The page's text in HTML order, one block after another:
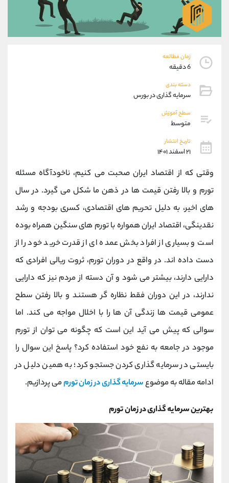
زمان مطالعه
6 دقیقه
دسته بندی
سرمایه گذاری در بورس
سطح آموزش
متوسط
تاریخ انتشار
۲۱ اسفند ۱۴۰۱
وقتی که از اقتصاد ایران صحبت می کنیم، ناخودآگاه مسئله
تورم و بالا رفتن قیمت ها در ذهن ما شکل می گیرد. در سال
های اخیر، به دلیل تحریم های اقتصادی، کسری بودجه و رشد
نقدینگی، اقتصاد ایران همواره با تورم های سنگین همراه بوده
است و بسیاری از افراد بخش عمده ای از قدرت خرید خود را از
دست داده اند. در واقع در دوران تورم، ثروت ریالی افرادی که
دارایی دارند، بیشتر می شود و آن دسته از مردم نیز که دارایی
ندارند، در این دوران فقط نظاره گر هستند و بالا رفتن سطح
عمومی قیمت ها زندگی آن ها را با اخلال مواجه می کند. اما
سوالی که پیش می آید این است که چگونه می توان از تورم
موجود در جامعه به نفع خود استفاده کرد؟ پاسخ این سوال را
بایستی در سرمایه گذاری کردن جستجو کرد؛ به همین دلیل در
ادامه مقاله به موضوعسرمایه گذاری در زمان تورممی پردازیم.
بهترین سرمایه گذاری در زمان تورم
09101364784
واتساپ شروع گفتگو
تلگرام @Armteam_admin_104
پشتیبان فروش
موبایل
واتساپ
داخلی
اطلاعات تماس (دفتر فروش)
تلفن 021-22021030
بدون پیش شماره 90001030
اینستاگرام @alireza.mehrabii
کانال تلگرام @alirezamehrabi_com